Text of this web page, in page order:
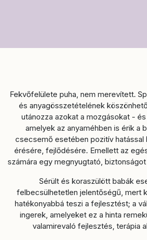
Fekvőfelülete puha, nem merevített.
és anyagösszetételének
utánozza azokat a mozgásokat -
amelyek az anyaméhben is érik a
csecsemő esetében pozitív hatással
érésére, fejlődésére. Emellett az
számára egy megnyugtató,
Sérült és koraszülött babák
felbecsülhetetlen jelentőségű, mert
hatékonyabbá teszi a fejlesztést; a
ingerek, amelyeket ez a hinta
valamirevaló fejlesztés, terápia